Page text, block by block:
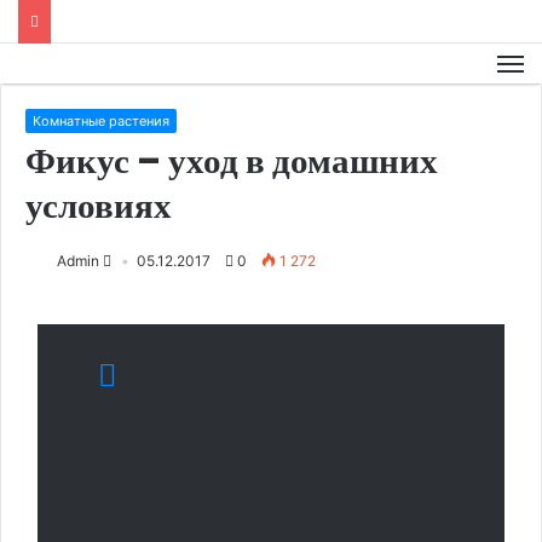
Комнатные растения
Фикус – уход в домашних
условиях
Admin 05.12.2017 0 1 272